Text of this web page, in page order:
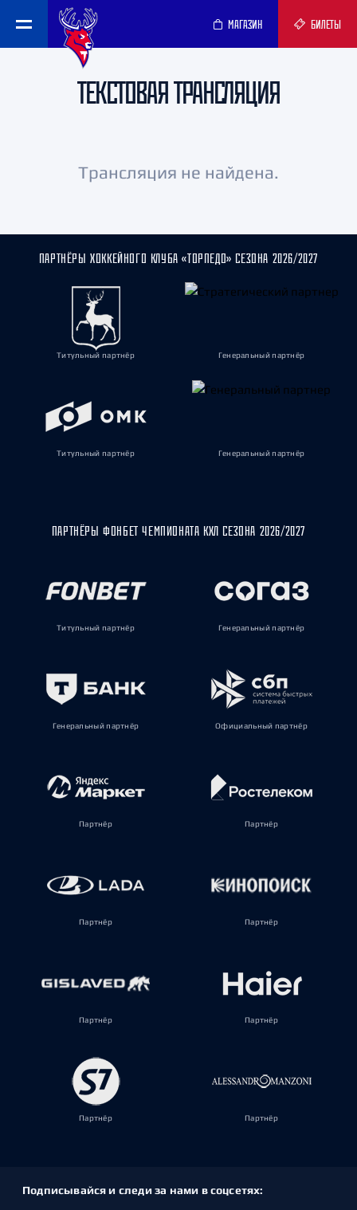
МАГАЗИН БИЛЕТЫ
ТЕКСТОВАЯ ТРАНСЛЯЦИЯ
Трансляция не найдена.
ПАРТНЁРЫ ХОККЕЙНОГО КЛУБА «ТОРПЕДО» СЕЗОНА 2026/2027
Титульный партнёр Генеральный партнёр
Титульный партнёр Генеральный партнёр
ПАРТНЁРЫ ФОНБЕТ ЧЕМПИОНАТА КХЛ СЕЗОНА 2026/2027
Титульный партнёр Генеральный партнёр
Генеральный партнёр Официальный партнёр
Партнёр Партнёр
Партнёр Партнёр
Партнёр Партнёр
Партнёр Партнёр
Подписывайся и следи за нами в соцсетях: